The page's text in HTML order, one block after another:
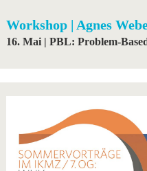
Workshop | Agnes
16. Mai | PBL: Problem-